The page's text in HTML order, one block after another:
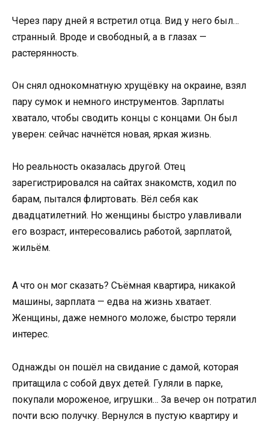
Через пару дней я встретил отца. Вид у него был…
странный. Вроде и свободный, а в глазах —
растерянность.
Он снял однокомнатную хрущёвку на окраине, взял
пару сумок и немного инструментов. Зарплаты
хватало, чтобы сводить концы с концами. Он был
уверен: сейчас начнётся новая, яркая жизнь.
Но реальность оказалась другой. Отец
зарегистрировался на сайтах знакомств, ходил по
барам, пытался флиртовать. Вёл себя как
двадцатилетний. Но женщины быстро улавливали
его возраст, интересовались работой, зарплатой,
жильём.
А что он мог сказать? Съёмная квартира, никакой
машины, зарплата — едва на жизнь хватает.
Женщины, даже немного моложе, быстро теряли
интерес.
Однажды он пошёл на свидание с дамой, которая
притащила с собой двух детей. Гуляли в парке,
покупали мороженое, игрушки… За вечер он потратил
почти всю получку. Вернулся в пустую квартиру и